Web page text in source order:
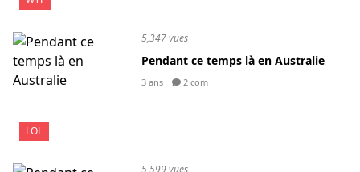
LOL
5,347 vues
Pendant ce temps là en Australie
3 ans 2 com
5,599 vues